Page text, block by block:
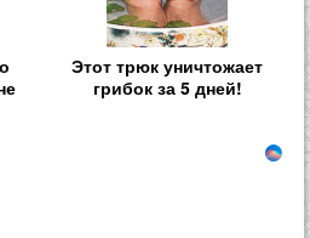
Этот трюк уничтожает
грибок за 5 дней!